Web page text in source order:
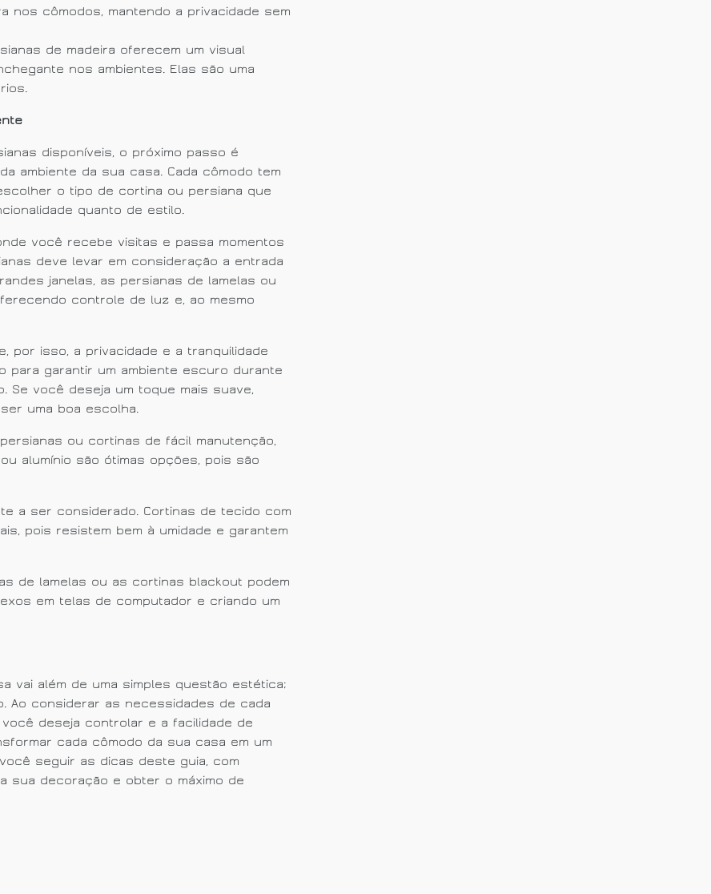
nos cômodos, mantendo a privacidade sem
de madeira oferecem um visual
nos ambientes. Elas são uma
disponíveis, o próximo passo é
ambiente da sua casa. Cada cômodo tem
o tipo de cortina ou persiana que
quanto de estilo.
você recebe visitas e passa momentos
deve levar em consideração a entrada
janelas, as persianas de lamelas ou
controle de luz e, ao mesmo
por isso, a privacidade e a tranquilidade
para garantir um ambiente escuro durante
Se você deseja um toque mais suave,
uma boa escolha.
ou cortinas de fácil manutenção,
alumínio são ótimas opções, pois são
a ser considerado. Cortinas de tecido com
pois resistem bem à umidade e garantem
de lamelas ou as cortinas blackout podem
em telas de computador e criando um
vai além de uma simples questão estética;
Ao considerar as necessidades de cada
deseja controlar e a facilidade de
cada cômodo da sua casa em um
seguir as dicas deste guia, com
sua decoração e obter o máximo de